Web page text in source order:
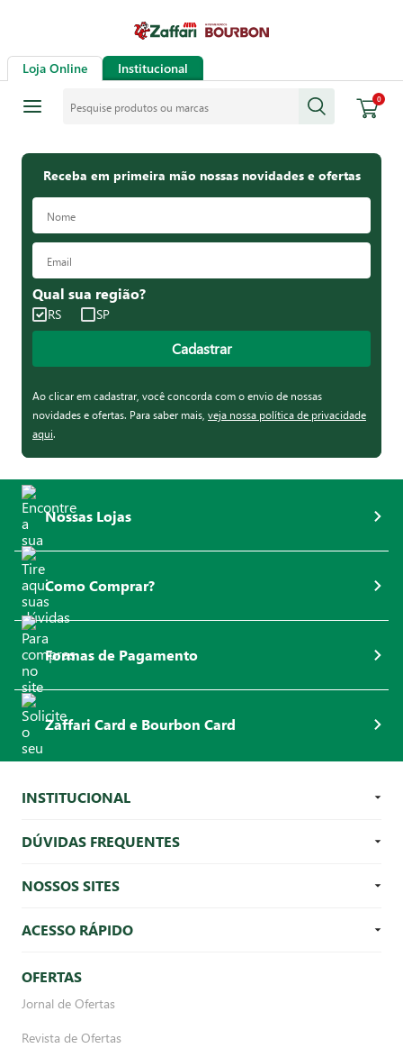
Loja Online Institucional
0
Receba em primeira mão nossas novidades e ofertas
Qual sua região?
RS SP
Cadastrar
Ao clicar em cadastrar, você concorda com o envio de nossas
novidades e ofertas. Para saber mais, veja nossa política de privacidade
aqui.
Nossas Lojas
Como Comprar?
Formas de Pagamento
Zaffari Card e Bourbon Card
INSTITUCIONAL
DÚVIDAS FREQUENTES
NOSSOS SITES
ACESSO RÁPIDO
OFERTAS
Jornal de Ofertas
Revista de Ofertas